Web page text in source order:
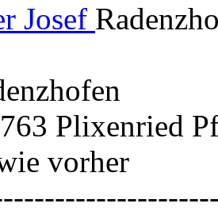
Josef
Plixenried
vorher